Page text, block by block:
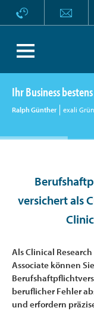
Ihr Business
Ralph Günther exali
versichert als
Als Clinical
Associate können
beruflicher Fehler
und erfordern